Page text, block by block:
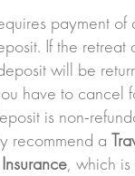
payment of
If the retreat
will be
have to cancel
is non-
recommend a
, which is